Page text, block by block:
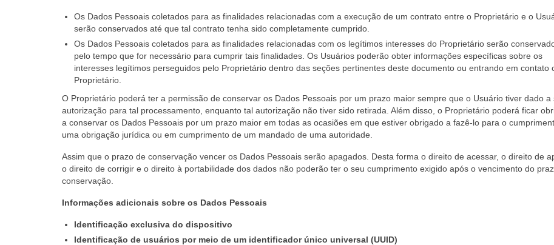
Os Dados Pessoais coletados para as finalidades relacionadas com a execução de um contrato entre o Proprietário e o
serão conservados até que tal contrato tenha sido completamente cumprido.
Os Dados Pessoais coletados para as finalidades relacionadas com os legítimos interesses do Proprietário serão
pelo tempo que for necessário para cumprir tais finalidades. Os Usuários poderão obter informações específicas sobre os
interesses legítimos perseguidos pelo Proprietário dentro das seções pertinentes deste documento ou entrando em contato
Proprietário.
O Proprietário poderá ter a permissão de conservar os Dados Pessoais por um prazo maior sempre que o Usuário tiver dado a
autorização para tal processamento, enquanto tal autorização não tiver sido retirada. Além disso, o Proprietário poderá ficar
a conservar os Dados Pessoais por um prazo maior em todas as ocasiões em que estiver obrigado a fazê-lo para o
uma obrigação jurídica ou em cumprimento de um mandado de uma autoridade.
Assim que o prazo de conservação vencer os Dados Pessoais serão apagados. Desta forma o direito de acessar, o direito de
o direito de corrigir e o direito à portabilidade dos dados não poderão ter o seu cumprimento exigido após o vencimento do
conservação.
Informações adicionais sobre os Dados Pessoais
Identificação exclusiva do dispositivo
Identificação de usuários por meio de um identificador único universal (UUID)